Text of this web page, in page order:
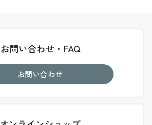
お問い合わせ・FAQ
お問い合わせ